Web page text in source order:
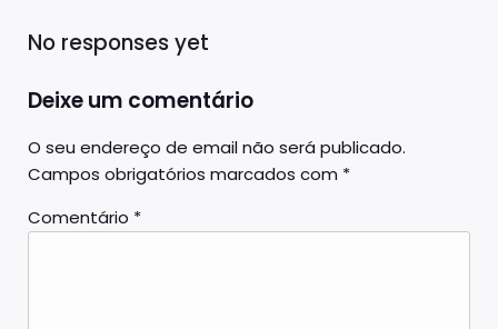
No responses yet
Deixe um comentário
O seu endereço de email não será publicado.
Campos obrigatórios marcados com *
Comentário *